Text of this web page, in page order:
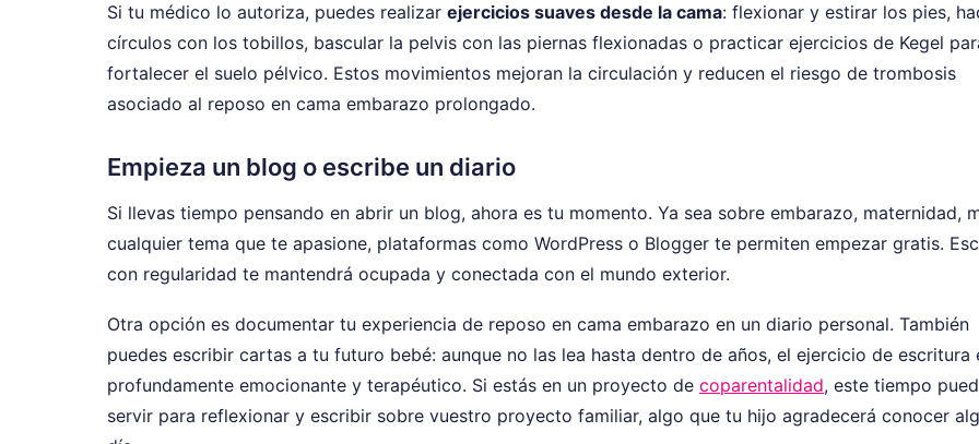
Si tu médico lo autoriza, puedes realizar ejercicios suaves desde la cama: flexionar y estirar los pies,
círculos con los tobillos, bascular la pelvis con las piernas flexionadas o practicar ejercicios de Kegel
fortalecer el suelo pélvico. Estos movimientos mejoran la circulación y reducen el riesgo de trombosis
asociado al reposo en cama embarazo prolongado.
Empieza un blog o escribe un diario
Si llevas tiempo pensando en abrir un blog, ahora es tu momento. Ya sea sobre embarazo, maternidad,
cualquier tema que te apasione, plataformas como WordPress o Blogger te permiten empezar gratis.
con regularidad te mantendrá ocupada y conectada con el mundo exterior.
Otra opción es documentar tu experiencia de reposo en cama embarazo en un diario personal. También
puedes escribir cartas a tu futuro bebé: aunque no las lea hasta dentro de años, el ejercicio de escritura
profundamente emocionante y terapéutico. Si estás en un proyecto de coparentalidad, este tiempo
servir para reflexionar y escribir sobre vuestro proyecto familiar, algo que tu hijo agradecerá conocer